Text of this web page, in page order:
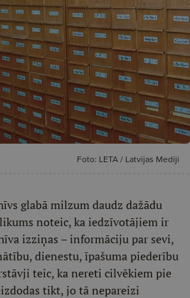
Foto: LETA / Latvijas Mediji
glabā milzum daudz dažādu
noteic, ka iedzīvotājiem ir
izziņas – informāciju par sevi,
dienestu, īpašuma piederību
teic, ka nereti cilvēkiem pie
tikt, jo tā nepareizi